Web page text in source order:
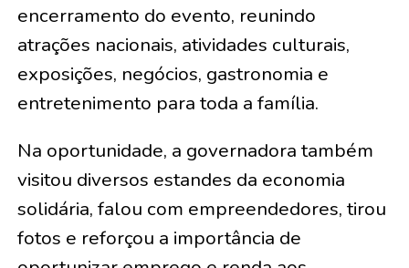
encerramento do evento, reunindo
atrações nacionais, atividades culturais,
exposições, negócios, gastronomia e
entretenimento para toda a família.
Na oportunidade, a governadora também
visitou diversos estandes da economia
solidária, falou com empreendedores, tirou
fotos e reforçou a importância de